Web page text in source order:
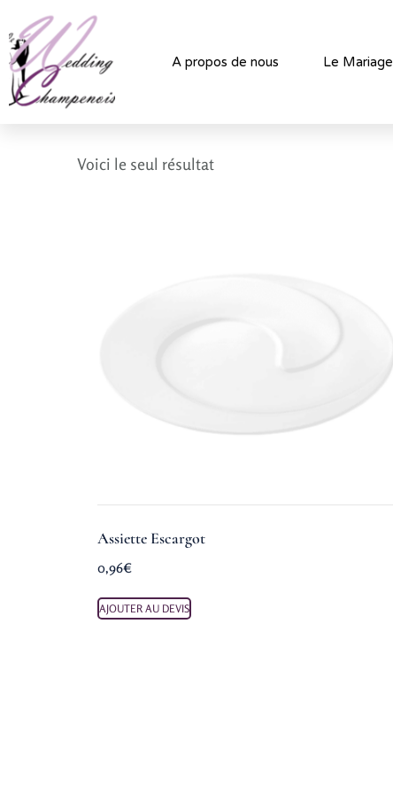
A propos de nous Le Mariage
Voici le seul résultat
Assiette Escargot
0,96€
AJOUTER AU DEVIS